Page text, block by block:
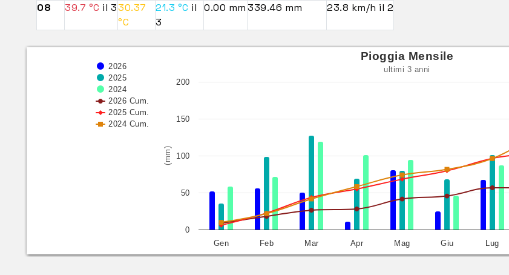
08 39.7 °C il 330.37
°C
21.3 °C il
3
0.00 mm 339.46 mm 23.8 km/h il 2
(mm)
Pioggia Mensile
ultimi 3 anni
2026
2025
2024
2026 Cum.
2025 Cum.
2024 Cum.
Gen Feb Mar Apr Mag Giu Lug
0
50
100
150
200